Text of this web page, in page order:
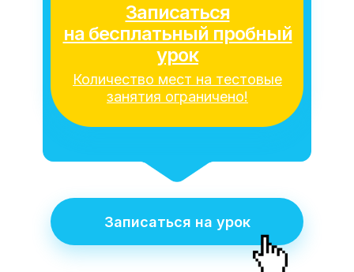
Количество мест на тестовые
занятия ограничено!
Записаться
на бесплатьный пробный
урок
Записаться на урок